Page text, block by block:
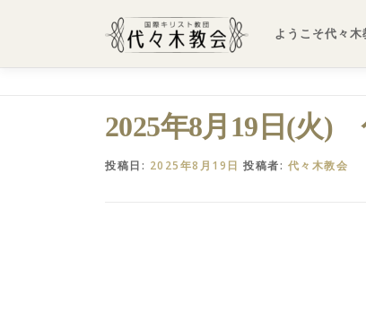
ン
ようこそ代々木
2025年8月19日(火)
投稿日: 2025年8月19日 投稿者: 代々木教会